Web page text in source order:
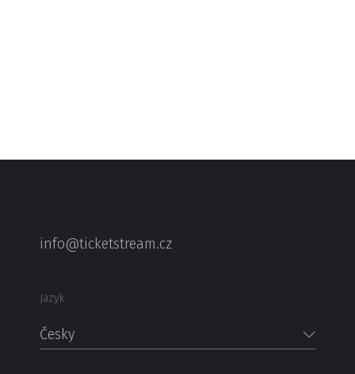
info@ticketstream.cz
Jazyk
Česky